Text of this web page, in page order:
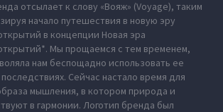
отсылает к слову «Вояж» (Voyage), таким
начало путешествия в новую эру
в концепции Новая эра
Мы прощаемся с тем временем,
нам беспощадно использовать ее
Сейчас настало время для
мышления, в котором природа и
в гармонии. Логотип бренда был